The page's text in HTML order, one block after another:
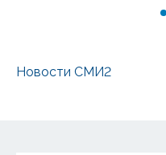
Новости СМИ2